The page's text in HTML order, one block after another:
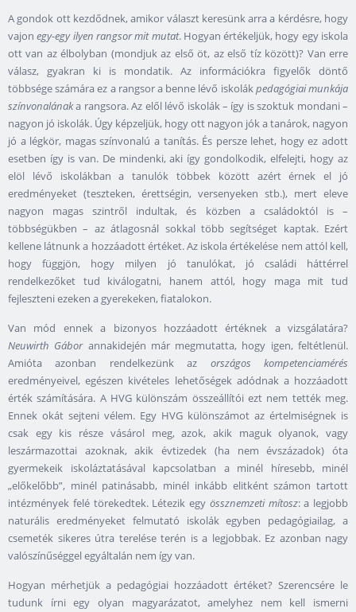
A gondok ott kezdődnek, amikor választ keresünk arra a kérdésre, hogy
vajonegy-egy ilyen rangsor mit mutat. Hogyan értékeljük, hogy egy iskola
ott van az élbolyban (mondjuk az első öt, az első tíz között)? Van erre
válasz, gyakran ki is mondatik. Az információkra figyelők döntő
többsége számára ez a rangsor a benne lévő iskolákpedagógiai munkája
színvonalánaka rangsora. Az elől lévő iskolák – így is szoktuk mondani –
nagyon jó iskolák. Úgy képzeljük, hogy ott nagyon jók a tanárok, nagyon
jó a légkör, magas színvonalú a tanítás. És persze lehet, hogy ez adott
esetben így is van. De mindenki, aki így gondolkodik, elfelejti, hogy az
elöl lévő iskolákban a tanulók többek között azért érnek el jó
eredményeket (teszteken, érettségin, versenyeken stb.), mert eleve
nagyon magas szintről indultak, és közben a családoktól is –
többségükben – az átlagosnál sokkal több segítséget kaptak. Ezért
kellene látnunk a hozzáadott értéket. Az iskola értékelése nem attól kell,
hogy függjön, hogy milyen jó tanulókat, jó családi háttérrel
rendelkezőket tud kiválogatni, hanem attól, hogy maga mit tud
fejleszteni ezeken a gyerekeken, fiatalokon.
Van mód ennek a bizonyos hozzáadott értéknek a vizsgálatára?
Neuwirth Gáborannakidején már megmutatta, hogy igen, feltétlenül.
Amióta azonban rendelkezünk az országos kompetenciamérés
eredményeivel, egészen kivételes lehetőségek adódnak a hozzáadott
érték számítására. A HVG különszám összeállítói ezt nem tették meg.
Ennek okát sejteni vélem. Egy HVG különszámot az értelmiségnek is
csak egy kis része vásárol meg, azok, akik maguk olyanok, vagy
leszármazottai azoknak, akik évtizedek (ha nem évszázadok) óta
gyermekeik iskoláztatásával kapcsolatban a minél híresebb, minél
„előkelőbb”, minél patinásabb, minél inkább elitként számon tartott
intézmények felé törekedtek. Létezik egy össznemzeti mítosz: a legjobb
naturális eredményeket felmutató iskolák egyben pedagógiailag, a
csemeték sikeres útra terelése terén is a legjobbak. Ez azonban nagy
valószínűséggel egyáltalán nem így van.
Hogyan mérhetjük a pedagógiai hozzáadott értéket? Szerencsére le
tudunk írni egy olyan magyarázatot, amelyhez nem kell ismerni